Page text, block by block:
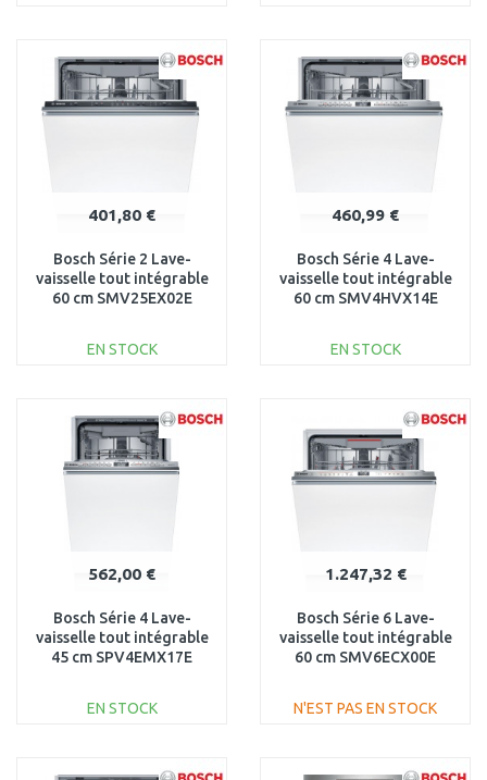
Au comparatif Au comparatif
401,80 €
Bosch Série 2 Lave-
vaisselle tout intégrable
60 cm SMV25EX02E
EN STOCK
Au comparatif
460,99 €
Bosch Série 4 Lave-
vaisselle tout intégrable
60 cm SMV4HVX14E
EN STOCK
Au comparatif
562,00 €
Bosch Série 4 Lave-
vaisselle tout intégrable
45 cm SPV4EMX17E
EN STOCK
1.247,32 €
Bosch Série 6 Lave-
vaisselle tout intégrable
60 cm SMV6ECX00E
N'EST PAS EN STOCK